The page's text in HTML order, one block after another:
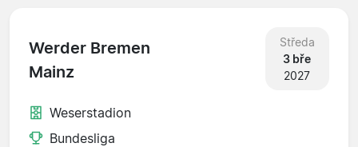
Werder Bremen
Mainz
Středa
3 bře
2027
Weserstadion
Bundesliga